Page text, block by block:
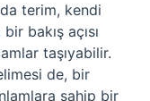
terim, kendi
bakış açısı
taşıyabilir.
de, bir
sahip bir